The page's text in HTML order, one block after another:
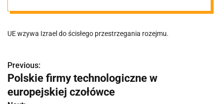
UE wzywa Izrael do ścisłego przestrzegania rozejmu.
N
a
Previous:
Polskie firmy technologiczne w
europejskiej czołówce